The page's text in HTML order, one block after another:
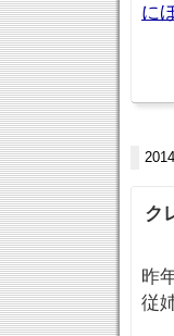
に
ク
昨
従